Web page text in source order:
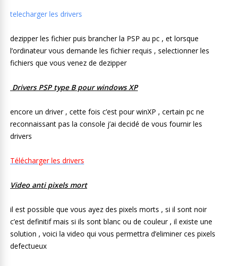
telecharger les drivers
dezipper les fichier puis brancher la PSP au pc , et lorsque
l’ordinateur vous demande les fichier requis , selectionner les
fichiers que vous venez de dezipper
Drivers PSP type B pour windows XP
encore un driver , cette fois c’est pour winXP , certain pc ne
reconnaissant pas la console j’ai decidé de vous fournir les
drivers
Télécharger les drivers
Video anti pixels mort
il est possible que vous ayez des pixels morts , si il sont noir
c’est definitif mais si ils sont blanc ou de couleur , il existe une
solution , voici la video qui vous permettra d’eliminer ces pixels
defectueux